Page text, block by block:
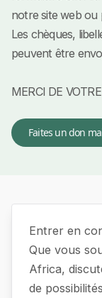
notre site web ou
Les chèques,
peuvent être
MERCI DE
Faites un don
Entrer en
Que vous
Africa,
de